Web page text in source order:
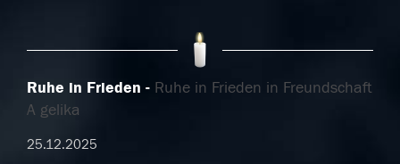
Ruhe in Frieden
Ruhe in Frieden in Freundschaft
A gelika
25.12.2025